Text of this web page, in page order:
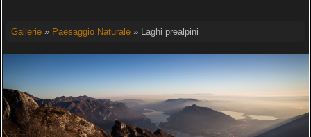
Gallerie» Paesaggio Naturale» Laghi prealpini